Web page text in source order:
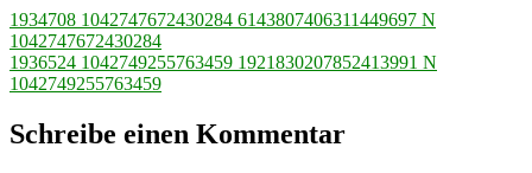
Beitragsnavigation
1934708 1042747672430284 6143807406311449697 N
1042747672430284
1936524 1042749255763459 1921830207852413991 N
1042749255763459
Schreibe einen Kommentar